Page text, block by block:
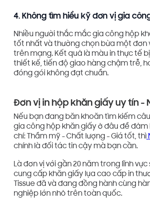
4. Không tìm hiểu kỹ đơn vị gia
Nhiều người thắc mắc gia công hộp
tốt nhất và thường chọn bừa một đơn
trên mạng. Kết quả là màu in thực tế
thiết kế, tiến độ giao hàng chậm trễ,
đóng gói không đạt chuẩn.
Đơn vị in hộp khăn giấy uy tín -
Nếu bạn đang băn khoăn tìm kiếm
gia công hộp khăn giấy ở đâu để đảm
chí: Thẩm mỹ - Chất lượng - Giá tốt, thì
chính là đối tác tin cậy mà bạn cần.
Là đơn vị với gần 20 năm trong lĩnh vực
cung cấp khăn giấy lụa cao cấp in
Tissue đã và đang đồng hành cùng
nghiệp lớn nhỏ trên toàn quốc.